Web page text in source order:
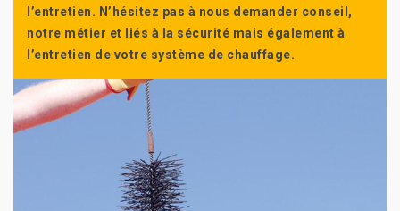
l’entretien. N’hésitez pas à nous demander conseil,
notre métier et liés à la sécurité mais également à
l’entretien de votre système de chauffage.